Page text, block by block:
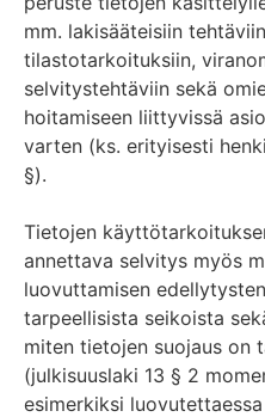
mm. lakisääteisiin
tilastotarkoituksiin,
selvitystehtäviin sekä
hoitamiseen liittyvissä
varten (ks. erityisesti
§).
Tietojen
annettava selvitys myös
luovuttamisen
tarpeellisista seikoista
miten tietojen suojaus on
(julkisuuslaki 13 § 2
esimerkiksi